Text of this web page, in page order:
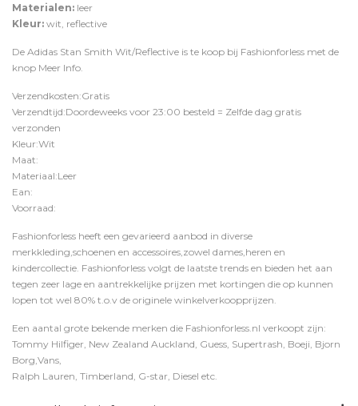
Materialen: leer
Kleur: wit, reflective
De Adidas Stan Smith Wit/Reflective is te koop bij Fashionforless met de
knop Meer Info
Verzendkosten:Gratis
Verzendtijd:Doordeweeks voor 23:00 besteld = Zelfde dag gratis
verzonden
Kleur:Wit
Maat:
Materiaal:Leer
Ean:
Voorraad:
Fashionforless heeft een gevarieerd aanbod in diverse
merkkleding,schoenen en accessoires,zowel dames,heren en
kindercollectie. Fashionforless volgt de laatste trends en bieden het aan
tegen zeer lage en aantrekkelijke prijzen met kortingen die op kunnen
lopen tot wel 80% t.o.v de originele winkelverkoopprijzen.
Een aantal grote bekende merken die Fashionforless.nl verkoopt zijn:
Tommy Hilfiger, New Zealand Auckland, Guess, Supertrash, Boeji, Bjorn
Borg,Vans,
Ralph Lauren, Timberland, G-star, Diesel etc.